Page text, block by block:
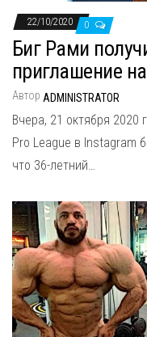
22/10/2020 0
Биг Рами
приглашение
Автор ADMINISTRATOR
Вчера, 21 октября 2020
Pro League в Instagram
что 36-летний…